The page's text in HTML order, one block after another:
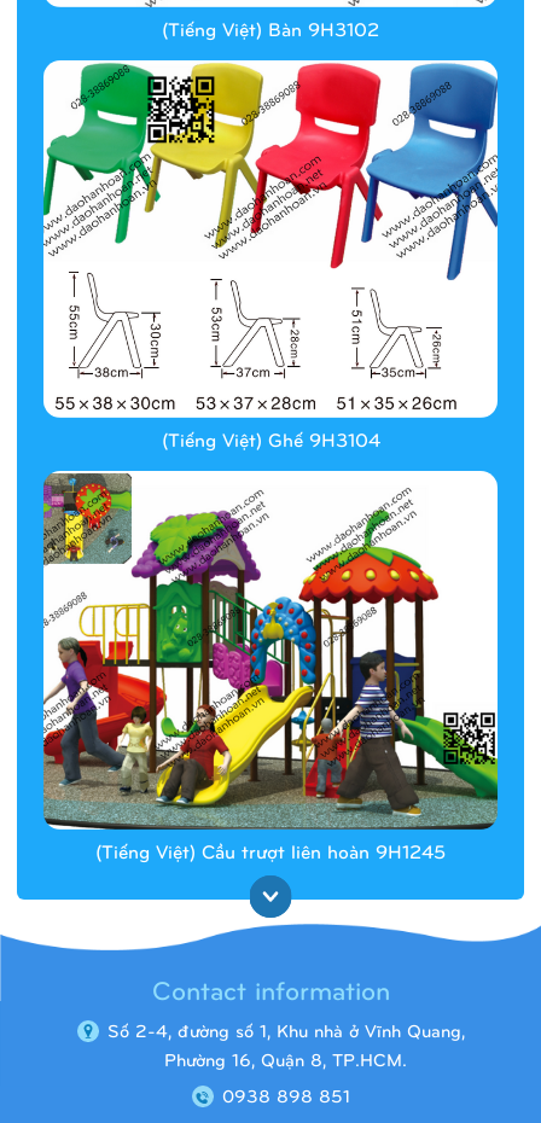
(Tiếng Việt) Bàn 9H3102
(Tiếng Việt) Ghế 9H3104
(Tiếng Việt) Cầu trượt liên hoàn 9H1245
Contact information
Số 2-4, đường số 1, Khu nhà ở Vĩnh Quang,
Phường 16, Quận 8, TP.HCM.
0938 898 851